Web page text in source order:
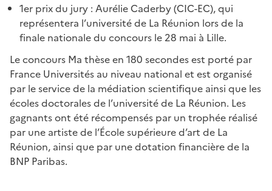
1er prix du jury : Aurélie Caderby (CIC-EC), qui
représentera l’université de La Réunion lors de la
finale nationale du concours le 28 mai à Lille.
Le concours Ma thèse en 180 secondes est porté par
France Universités au niveau national et est organisé
par le service de la médiation scientifique ainsi que les
écoles doctorales de l’université de La Réunion. Les
gagnants ont été récompensés par un trophée réalisé
par une artiste de l’École supérieure d’art de La
Réunion, ainsi que par une dotation financière de la
BNP Paribas.